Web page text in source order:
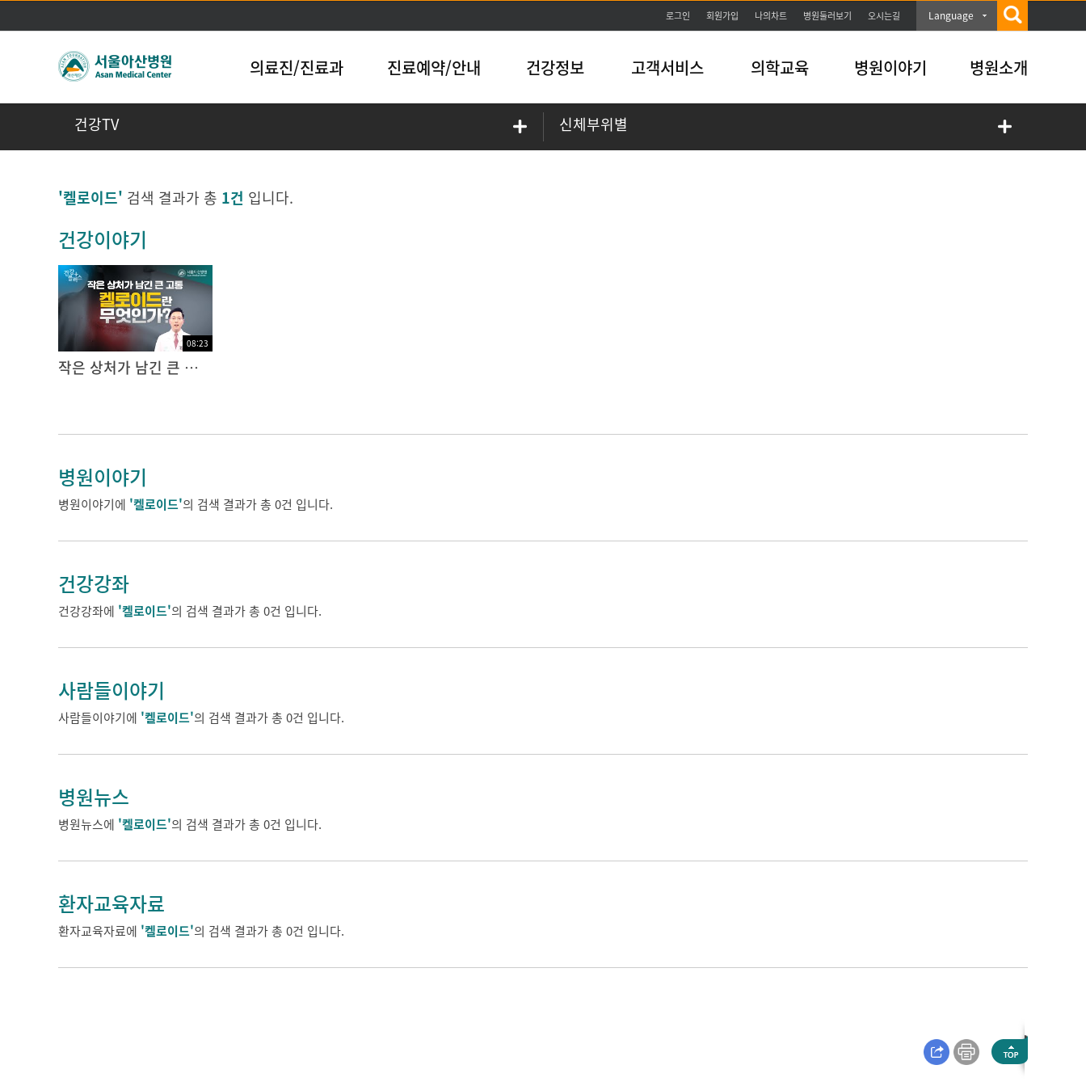
본문바로가기
로그인 회원가입 나의차트 병원둘러보기 오시는길 Language
의료진/진료과 진료예약/안내 건강정보 고객서비스 의학교육 병원이야기 병원소개
건강TV 신체부위별
'켈로이드' 검색 결과가 총 1건 입니다.
건강이야기
08:23
작은 상처가 남긴 큰 고통 켈로이드란 무엇인가?
병원이야기
병원이야기에 '켈로이드'의 검색 결과가 총 0건 입니다.
건강강좌
건강강좌에 '켈로이드'의 검색 결과가 총 0건 입니다.
사람들이야기
사람들이야기에 '켈로이드'의 검색 결과가 총 0건 입니다.
병원뉴스
병원뉴스에 '켈로이드'의 검색 결과가 총 0건 입니다.
환자교육자료
환자교육자료에 '켈로이드'의 검색 결과가 총 0건 입니다.